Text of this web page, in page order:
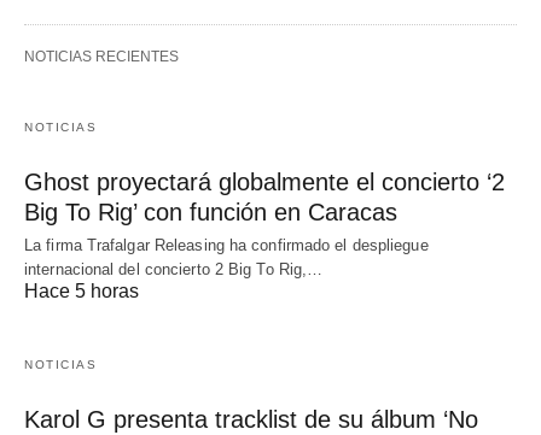
NOTICIAS RECIENTES
NOTICIAS
Ghost proyectará globalmente el concierto ‘2
Big To Rig’ con función en Caracas
La firma Trafalgar Releasing ha confirmado el despliegue
internacional del concierto 2 Big To Rig,…
Hace 5 horas
NOTICIAS
Karol G presenta tracklist de su álbum ‘No